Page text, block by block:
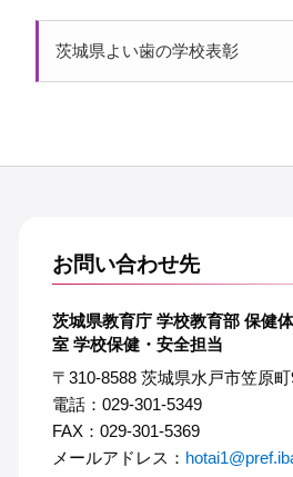
茨城県よい歯の学校表彰
お問い合わせ先
茨城県教育庁 学校教育部 保健
室 学校保健・安全担当
〒310-8588 茨城県水戸市笠原
電話：029-301-5349
FAX：029-301-5369
メールアドレス：